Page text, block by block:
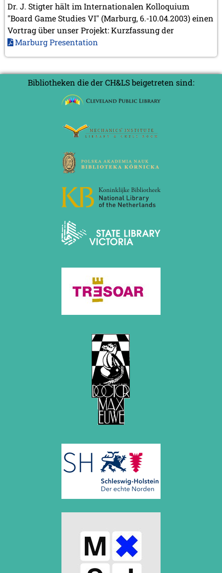
2009
Dezember 2009 (3 Einträge)
November 2009 (4 Einträge)
Oktober 2009 (4 Einträge)
Mai 2009 (3 Einträge)
Februar 2009 (1 Eintrag)
November 2008 (8 Einträge)
Oktober 2008 (2 Einträge)
August 2008 (3 Einträge)
Juli 2008 (1 Eintrag)
Juni 2008 (3 Einträge)
März 2008 (1 Eintrag)
Januar 2008 (3 Einträge)
November 2007 (3 Einträge)
Oktober 2007 (1 Eintrag)
September 2007 (2 Einträge)
Juni 2007 (6 Einträge)
April 2007 (2 Einträge)
März 2007 (4 Einträge)
Dezember 2006 (4 Einträge)
November 2006 (3 Einträge)
Oktober 2006 (5 Einträge)
September 2006 (1 Eintrag)
August 2006 (3 Einträge)
März 2006 (3 Einträge)
Februar 2006 (2 Einträge)
Januar 2006 (1 Eintrag)
Dezember 2005 (2 Einträge)
September 2005 (3 Einträge)
August 2005 (1 Eintrag)
Mai 2005 (1 Eintrag)
März 2005 (2 Einträge)
Februar 2005 (1 Eintrag)
Dr. J. Stigter hält im Internationalen Kolloquium
"Board Game Studies VI" (Marburg, 6.-10.04.2003) einen
Vortrag über unser Projekt: Kurzfassung der
Marburg Presentation
Bibliotheken die der CH&LS beigetreten sind: